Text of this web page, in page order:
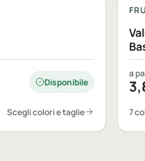
Disponibile
Scegli colori e taglie
a
7